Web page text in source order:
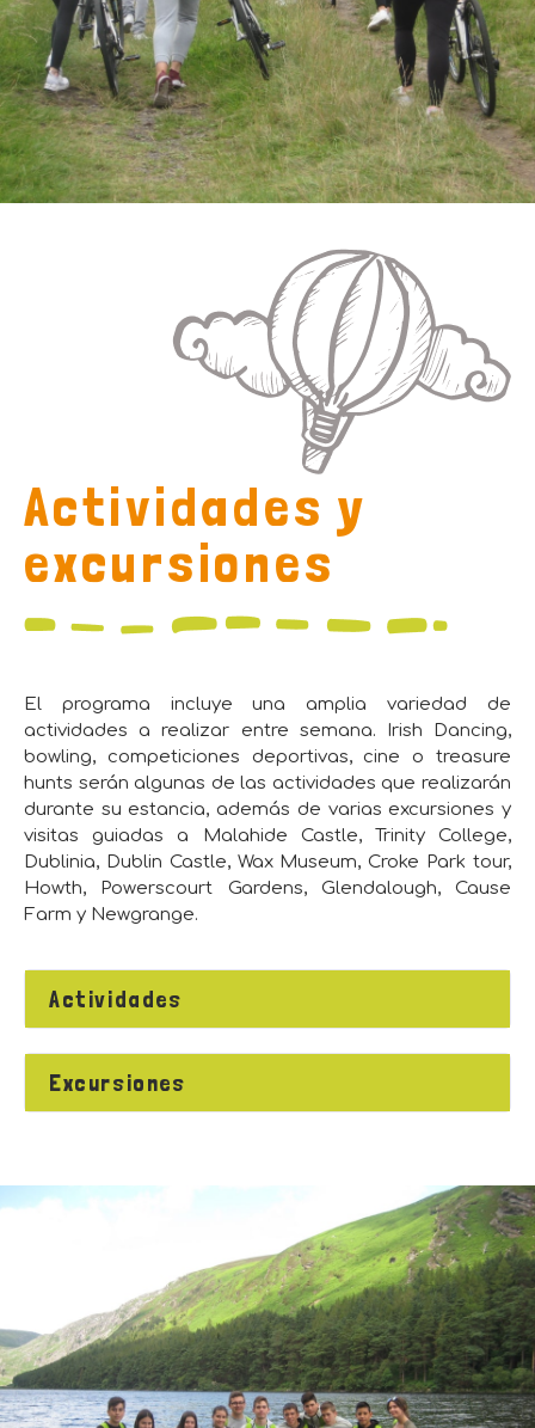
Actividades y
excursiones
El programa incluye una amplia variedad de
actividades a realizar entre semana. Irish Dancing,
bowling, competiciones deportivas, cine o treasure
hunts serán algunas de las actividades que realizarán
durante su estancia, además de varias excursiones y
visitas guiadas a Malahide Castle, Trinity College,
Dublinia, Dublin Castle, Wax Museum, Croke Park tour,
Howth, Powerscourt Gardens, Glendalough, Cause
Farm y Newgrange.
Actividades
Excursiones